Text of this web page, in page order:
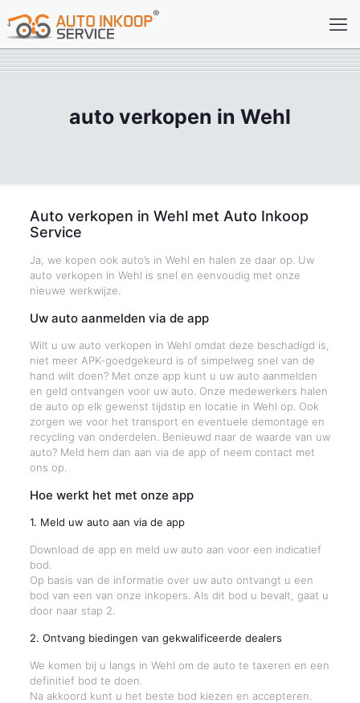
auto verkopen in Wehl
Auto verkopen in Wehl met Auto Inkoop
Service
Ja, we kopen ook auto’s in Wehl en halen ze daar op. Uw
auto verkopen in Wehl is snel en eenvoudig met onze
nieuwe werkwijze.
Uw auto aanmelden via de app
Wilt u uw auto verkopen in Wehl omdat deze beschadigd is,
niet meer APK-goedgekeurd is of simpelweg snel van de
hand wilt doen? Met onze app kunt u uw auto aanmelden
en geld ontvangen voor uw auto. Onze medewerkers halen
de auto op elk gewenst tijdstip en locatie in Wehl op. Ook
zorgen we voor het transport en eventuele demontage en
recycling van onderdelen. Benieuwd naar de waarde van uw
auto? Meld hem dan aan via de app of neem contact met
ons op.
Hoe werkt het met onze app
1. Meld uw auto aan via de app
Download de app en meld uw auto aan voor een indicatief
bod.
Op basis van de informatie over uw auto ontvangt u een
bod van een van onze inkopers. Als dit bod u bevalt, gaat u
door naar stap 2.
2. Ontvang biedingen van gekwalificeerde dealers
We komen bij u langs in Wehl om de auto te taxeren en een
definitief bod te doen.
Na akkoord kunt u het beste bod kiezen en accepteren.